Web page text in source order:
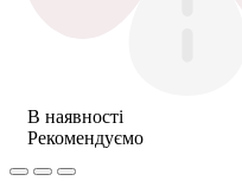
В наявності
Рекомендуємо